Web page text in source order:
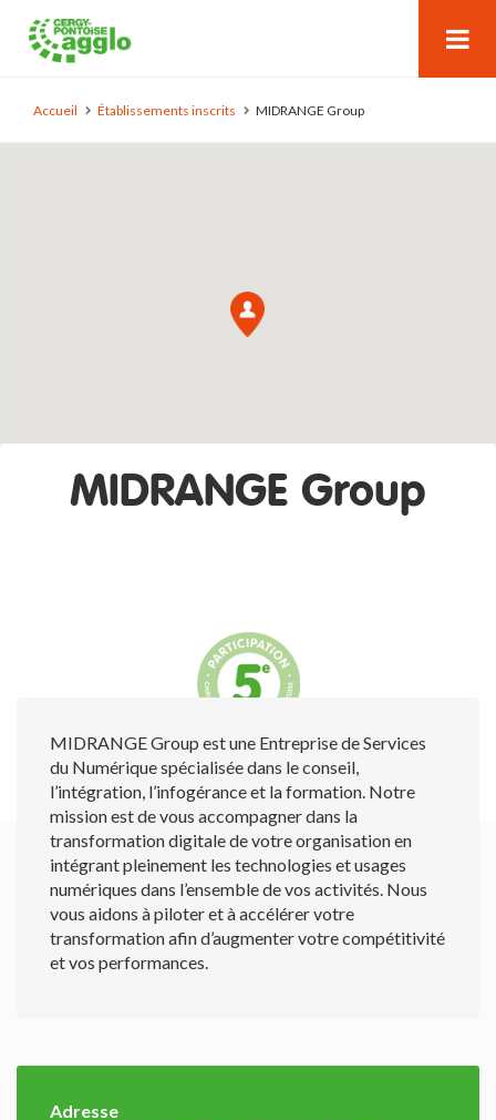
Accueil Établissements inscrits MIDRANGE Group
MIDRANGE Group
MIDRANGE Group est une Entreprise de Services
du Numérique spécialisée dans le conseil,
l’intégration, l’infogérance et la formation. Notre
mission est de vous accompagner dans la
transformation digitale de votre organisation en
intégrant pleinement les technologies et usages
numériques dans l’ensemble de vos activités. Nous
vous aidons à piloter et à accélérer votre
transformation afin d’augmenter votre compétitivité
et vos performances.
Adresse